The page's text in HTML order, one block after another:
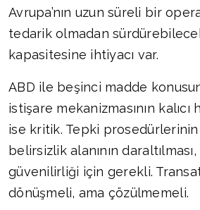
Avrupa’nın uzun süreli bir
tedarik olmadan
kapasitesine ihtiyacı var.
ABD ile beşinci madde
istişare mekanizmasının
ise kritik. Tepki
belirsizlik alanının daraltılması,
güvenilirliği için gerekli.
dönüşmeli, ama çözülmemeli.